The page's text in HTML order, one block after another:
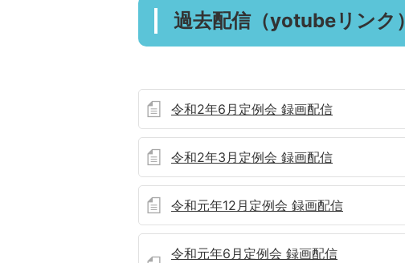
過去配信（yotubeリンク）
令和2年6月定例会 録画配信
令和2年3月定例会 録画配信
令和元年12月定例会 録画配信
令和元年6月定例会 録画配信